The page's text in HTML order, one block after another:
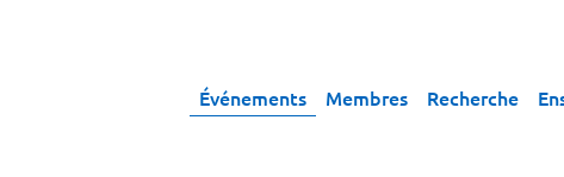
Événements Membres Recherche